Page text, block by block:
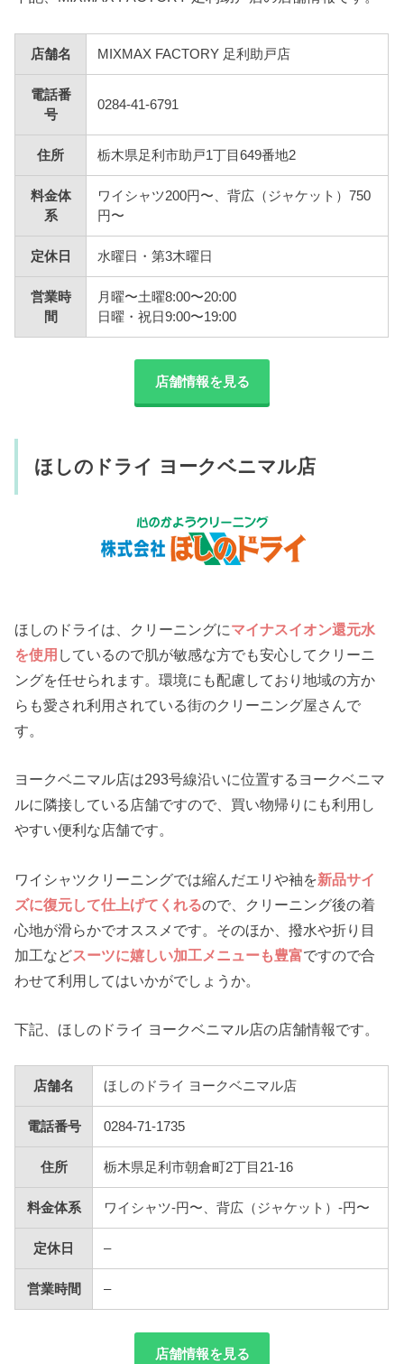
店舗名 MIXMAX FACTORY 足利助戸店
電話番
号
0284-41-6791
住所 栃木県足利市助戸1丁目649番地2
料金体
系
ワイシャツ200円〜、背広（ジャケット）750
円〜
定休日 水曜日・第3木曜日
営業時
間
月曜〜土曜8:00〜20:00
日曜・祝日9:00〜19:00
店舗情報を見る
ほしのドライ ヨークベニマル店
ほしのドライは、クリーニングにマイナスイオン還元水
を使用 しているので肌が敏感な方でも安心してクリーニ
ングを任せられます。環境にも配慮しており地域の方か
らも愛され利用されている街のクリーニング屋さんで
す。
ヨークベニマル店は293号線沿いに位置するヨークベニマ
ルに隣接している店舗ですので、買い物帰りにも利用し
やすい便利な店舗です。
ワイシャツクリーニングでは縮んだエリや袖を新品サイ
ズに復元して仕上げてくれるので、クリーニング後の着
心地が滑らかでオススメです。そのほか、撥水や折り目
加工などスーツに嬉しい加工メニューも豊富ですので合
わせて利用してはいかがでしょうか。
下記、ほしのドライ ヨークベニマル店の店舗情報です。
店舗名 ほしのドライ ヨークベニマル店
電話番号 0284-71-1735
住所 栃木県足利市朝倉町2丁目21-16
料金体系 ワイシャツ-円〜、背広（ジャケット）-円〜
定休日 –
営業時間 –
店舗情報を見る